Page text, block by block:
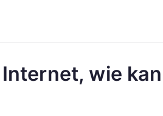
wie